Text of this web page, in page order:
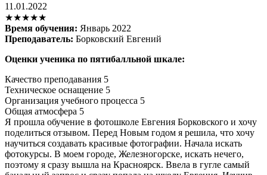
11.01.2022
★★★★★
Время обучения: Январь 2022
Преподаватель: Борковский Евгений
Оценки ученика по пятибалльной шкале:
Качество преподавания 5
Техническое оснащение 5
Организация учебного процесса 5
Общая атмосфера 5
Я прошла обучение в фотошколе Евгения Борковского и хочу
поделиться отзывом. Перед Новым годом я решила, что хочу
научиться создавать красивые фотографии. Начала искать
фотокурсы. В моем городе, Железногорске, искать нечего,
поэтому я сразу вышла на Красноярск. Ввела в гугле самый